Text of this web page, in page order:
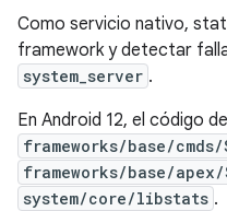
Como servicio nativo,
framework y detectar
system_server .
En Android 12, el código
frameworks/base/cmds/
frameworks/base/apex/
system/core/libstats .